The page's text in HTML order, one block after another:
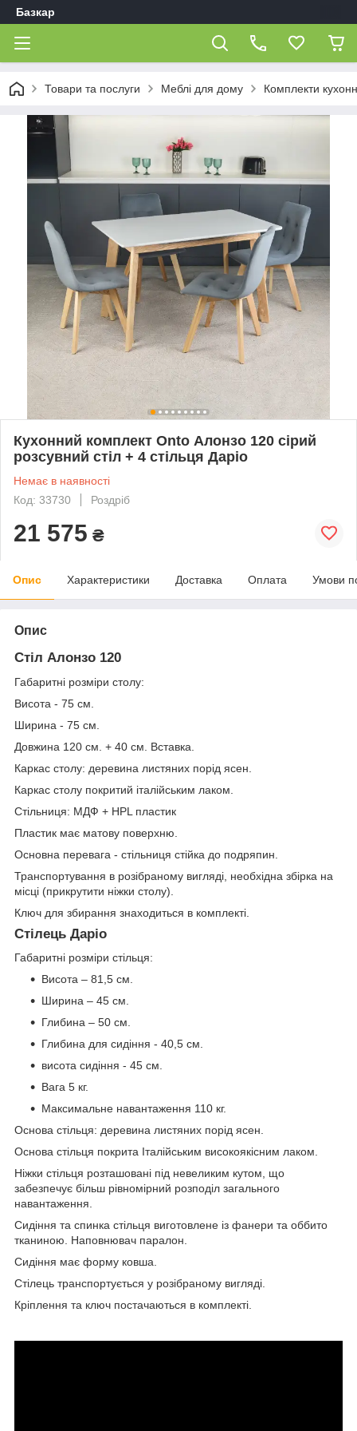
Базкар
Товари та послуги Меблі для дому Комплекти
Кухонний комплект Onto Алонзо 120 сірий
розсувний стіл + 4 стільця Даріо
Немає в наявності
Код: 33730
Роздріб
21 575 ₴
Опис Характеристики Доставка Оплата Умови
Опис
Стіл Алонзо 120
Габаритні розміри столу:
Висота - 75 см.
Ширина - 75 см.
Довжина 120 см. + 40 см. Вставка.
Каркас столу: деревина листяних порід ясен.
Каркас столу покритий італійським лаком.
Стільниця: МДФ + HPL пластик
Пластик має матову поверхню.
Основна перевага - стільниця стійка до подряпин.
Транспортування в розібраному вигляді, необхідна збірка на
місці (прикрутити ніжки столу).
Ключ для збирання знаходиться в комплекті.
Стілець Даріо
Габаритні розміри стільця:
Висота – 81,5 см.
Ширина – 45 см.
Глибина – 50 см.
Глибина для сидіння - 40,5 см.
висота сидіння - 45 см.
Вага 5 кг.
Максимальне навантаження 110 кг.
Основа стільця: деревина листяних порід ясен.
Основа стільця покрита Італійським високоякісним лаком.
Ніжки стільця розташовані під невеликим кутом, що
забезпечує більш рівномірний розподіл загального
навантаження.
Сидіння та спинка стільця виготовлене із фанери та оббито
тканиною. Наповнювач паралон.
Сидіння має форму ковша.
Стілець транспортується у розібраному вигляді.
Кріплення та ключ постачаються в комплекті.